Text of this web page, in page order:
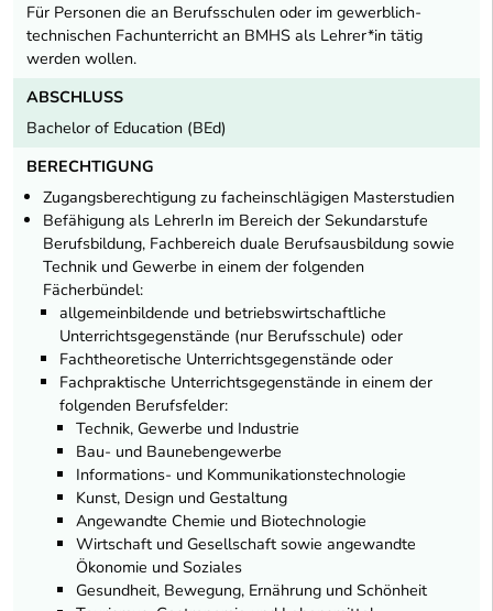
Für Personen die an Berufsschulen oder im gewerblich-
technischen Fachunterricht an BMHS als Lehrer*in tätig
werden wollen.
ABSCHLUSS
Bachelor of Education (BEd)
BERECHTIGUNG
Zugangsberechtigung zu facheinschlägigen Masterstudien
Befähigung als LehrerIn im Bereich der Sekundarstufe
Berufsbildung, Fachbereich duale Berufsausbildung sowie
Technik und Gewerbe in einem der folgenden
Fächerbündel:
allgemeinbildende und betriebswirtschaftliche
Unterrichtsgegenstände (nur Berufsschule) oder
Fachtheoretische Unterrichtsgegenstände oder
Fachpraktische Unterrichtsgegenstände in einem der
folgenden Berufsfelder:
Technik, Gewerbe und Industrie
Bau- und Baunebengewerbe
Informations- und Kommunikationstechnologie
Kunst, Design und Gestaltung
Angewandte Chemie und Biotechnologie
Wirtschaft und Gesellschaft sowie angewandte
Ökonomie und Soziales
Gesundheit, Bewegung, Ernährung und Schönheit